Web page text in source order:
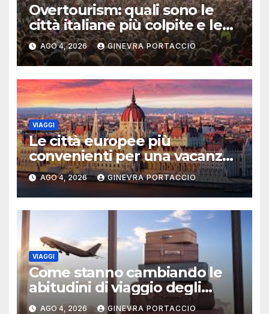
Overtourism: quali sono le
città italiane più colpite e le
alternative da scegliere
AGO 4, 2026 GINEVRA PORTACCIO
VIAGGI
Le città europee più
convenienti per una vacanza
estiva
AGO 4, 2026 GINEVRA PORTACCIO
VIAGGI
Come stanno cambiando le
abitudini di viaggio degli
italiani
AGO 4, 2026 GINEVRA PORTACCIO